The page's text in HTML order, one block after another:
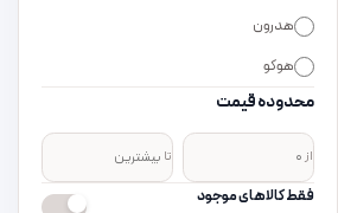
هدرون
هوکو
محدوده قیمت
از تا
فقط کالاهای موجود